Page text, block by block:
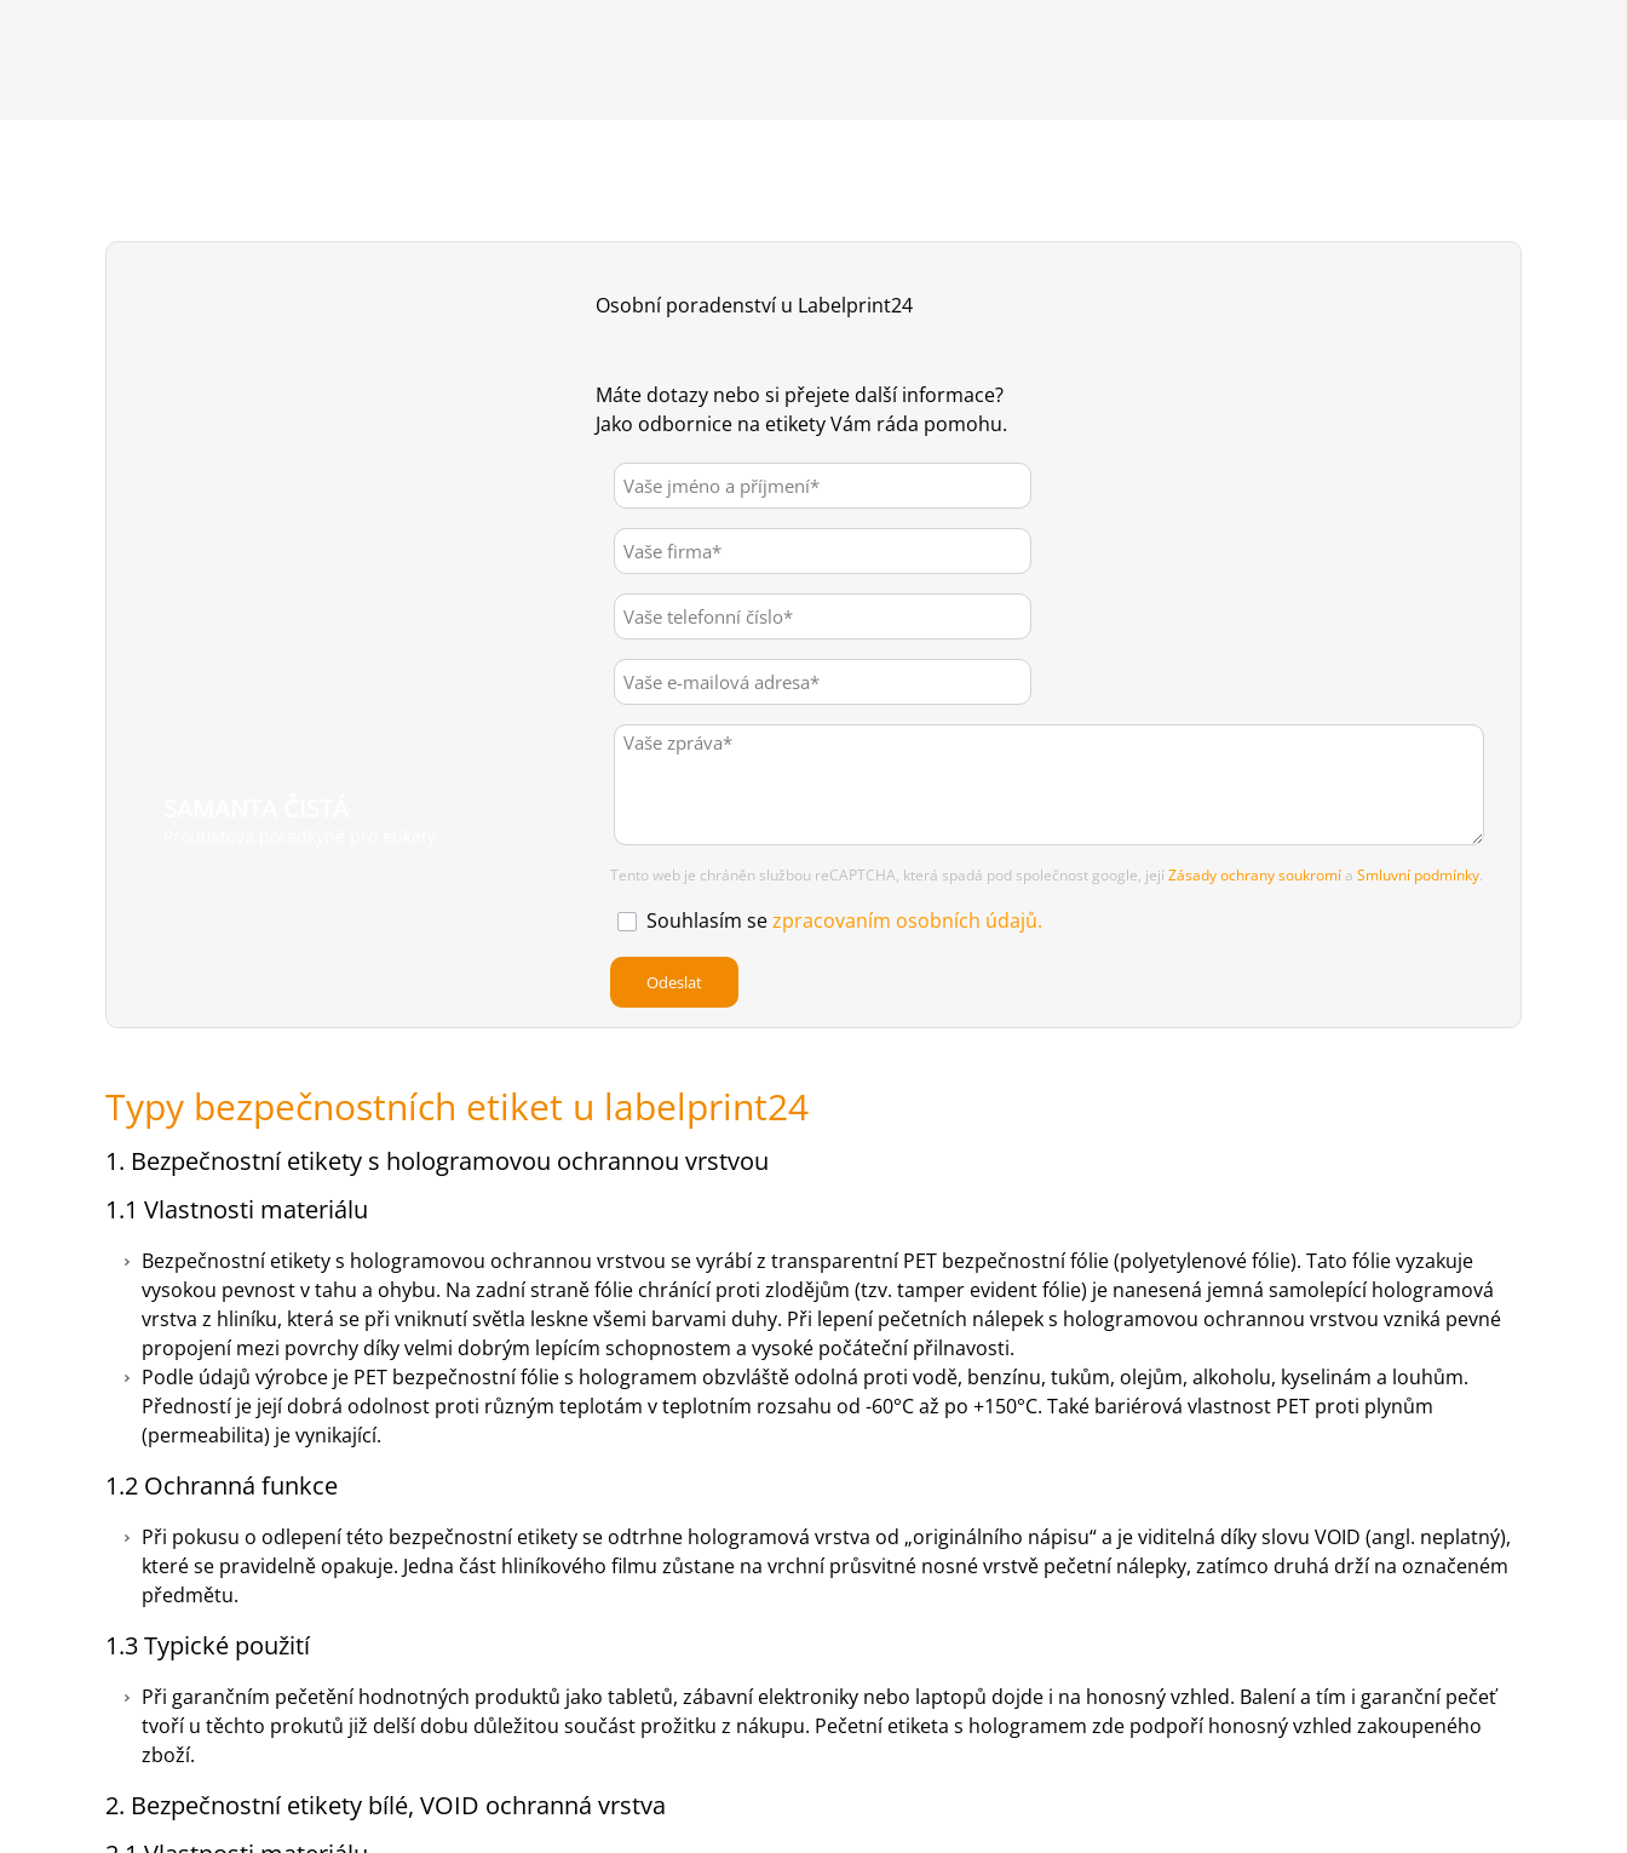
Osobní poradenství u Labelprint24
Máte dotazy nebo si přejete další informace?
Jako odbornice na etikety Vám ráda pomohu.
Tento web je chráněn službou reCAPTCHA, která spadá pod společnost google, jejíZásady ochrany soukromí aSmluvní podmínky.
Souhlasím sezpracovaním osobních údajů.
Typy bezpečnostních etiket u labelprint24
1. Bezpečnostní etikety s hologramovou ochrannou vrstvou
1.1 Vlastnosti materiálu
Bezpečnostní etikety s hologramovou ochrannou vrstvou se vyrábí z transparentní PET bezpečnostní fólie (polyetylenové fólie). Tato fólie vyzakuje
vysokou pevnost v tahu a ohybu. Na zadní straně fólie chránící proti zlodějům (tzv. tamper evident fólie) je nanesená jemná samolepící hologramová
vrstva z hliníku, která se při vniknutí světla leskne všemi barvami duhy. Při lepení pečetních nálepek s hologramovou ochrannou vrstvou vzniká pevné
propojení mezi povrchy díky velmi dobrým lepícím schopnostem a vysoké počáteční přilnavosti.
Podle údajů výrobce je PET bezpečnostní fólie s hologramem obzvláště odolná proti vodě, benzínu, tukům, olejům, alkoholu, kyselinám a louhům.
Předností je její dobrá odolnost proti různým teplotám v teplotním rozsahu od -60°C až po +150°C. Také bariérová vlastnost PET proti plynům
(permeabilita) je vynikající.
1.2 Ochranná funkce
Při pokusu o odlepení této bezpečnostní etikety se odtrhne hologramová vrstva od „originálního nápisu“ a je viditelná díky slovu VOID (angl. neplatný),
které se pravidelně opakuje. Jedna část hliníkového filmu zůstane na vrchní průsvitné nosné vrstvě pečetní nálepky, zatímco druhá drží na označeném
předmětu.
1.3 Typické použití
Při garančním pečetění hodnotných produktů jako tabletů, zábavní elektroniky nebo laptopů dojde i na honosný vzhled. Balení a tím i garanční pečeť
tvoří u těchto prokutů již delší dobu důležitou součást prožitku z nákupu. Pečetní etiketa s hologramem zde podpoří honosný vzhled zakoupeného
zboží.
2. Bezpečnostní etikety bílé, VOID ochranná vrstva